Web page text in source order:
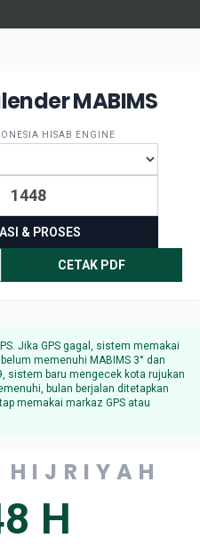
MABIMS
HISAB ENGINE
& PROSES
CETAK PDF
Jika GPS gagal, sistem memakai
memenuhi MABIMS 3° dan
sistem baru mengecek kota rujukan
bulan berjalan ditetapkan
memakai markaz GPS atau
HIJRIYAH
H